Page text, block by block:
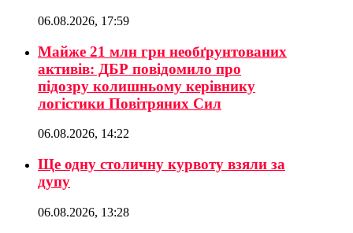
06.08.2026, 17:59
Майже 21 млн грн необґрунтованих
активів: ДБР повідомило про
підозру колишньому керівнику
логістики Повітряних Сил
06.08.2026, 14:22
Ще одну столичну курвоту взяли за
дупу
06.08.2026, 13:28